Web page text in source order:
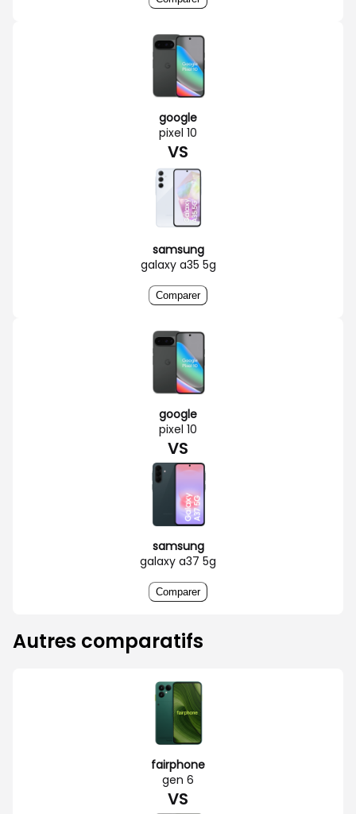
google
pixel 10
VS
samsung
galaxy a35 5g
Comparer
google
pixel 10
VS
samsung
galaxy a37 5g
Comparer
Autres comparatifs
fairphone
gen 6
VS